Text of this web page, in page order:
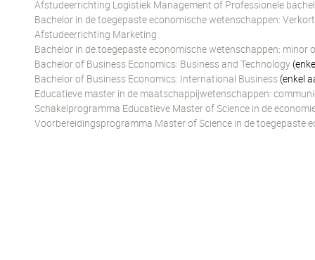
Afstudeerrichting Logistiek Management of Professionele
Bachelor in de toegepaste economische wetenschappen:
Afstudeerrichting Marketing
Bachelor in de toegepaste economische wetenschappen: minor
Bachelor of Business Economics: Business and Technology
Bachelor of Business Economics: International Business (enkel
Educatieve master in de maatschappijwetenschappen:
Schakelprogramma Educatieve Master of Science in de
Voorbereidingsprogramma Master of Science in de toegepaste